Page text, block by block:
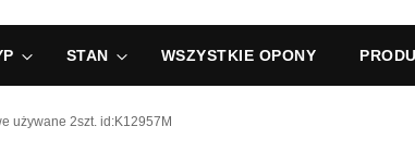
STAN WSZYSTKIE OPONY
używane 2szt. id:K12957M